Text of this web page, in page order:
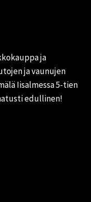
ja
ja vaunujen
Iisalmessa 5-tien
edullinen!